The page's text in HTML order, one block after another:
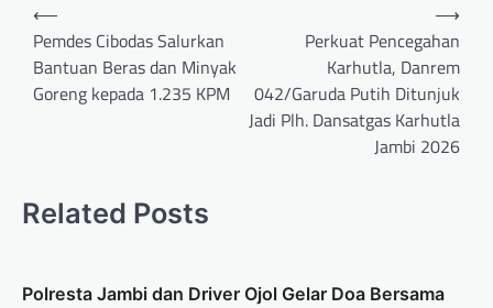
⟵
Pemdes Cibodas Salurkan
Bantuan Beras dan Minyak
Goreng kepada 1.235 KPM
Perkuat Pencegahan
Karhutla, Danrem
042/Garuda Putih Ditunjuk
Jadi Plh. Dansatgas Karhutla
Jambi 2026
⟶
Related Posts
Polresta Jambi dan Driver Ojol Gelar Doa Bersama